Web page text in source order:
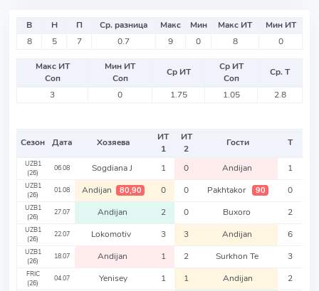
В Н П Ср. разница Макс Мин Макс ИТ
Мин ИТ
8
5 7 0.7 9 0 8 0
Макс ИТ
Соп
Мин ИТ
Соп
Ср ИТ
Ср ИТ
Соп
Ср. Т
3
0 1.75 1.05 2.8
Сезон Дата Хозяева
ИТ
1
ИТ
2
Гости Т
UZB1
(26)
06.08 Sogdiana J 1 0 Andijan 1
UZB1
(26)
01.08 Andijan 80,90 0 0 Pakhtakor 90 0
UZB1
(26)
27.07 Andijan 2 0 Buxoro 2
UZB1
(26)
22.07 Lokomotiv 3 3 Andijan 6
UZB1
(26)
18.07 Andijan 1 2 Surkhon Te 3
FRIC
(26)
04.07 Yenisey 1 1 Andijan 2